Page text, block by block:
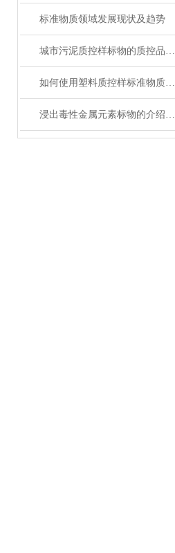
标准物质领域发展现状及趋势
城市污泥质控样标物的质控品定值分析
如何使用塑料质控样标准物质提高电子行业中产品质量
浸出毒性金属元素标物的介绍与说明